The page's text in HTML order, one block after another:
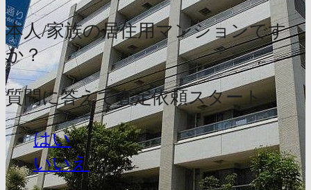
本人/家族の居住用マンションです
か？
質問に答えて査定依頼スタート
はい
いいえ